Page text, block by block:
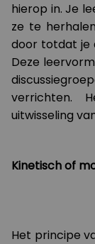
hierop in. Je
ze te
door totdat je
Deze
verrichten.
uitwisseling
Kinetisch of
Het principe